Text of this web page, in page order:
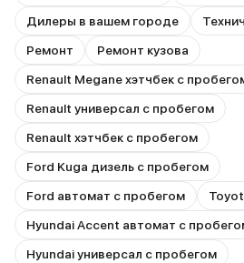
Дилеры в вашем городе
Ремонт
Ремонт кузова
Renault Megane хэтчбек с
Renault универсал с пробегом
Renault хэтчбек с пробегом
Ford Kuga дизель с пробегом
Ford автомат с пробегом
Hyundai Accent автомат с
Hyundai универсал с пробегом